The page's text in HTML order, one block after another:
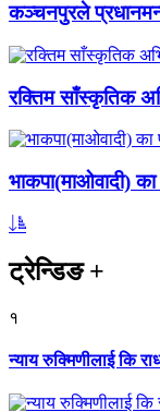
कञ्चनपुरले
रक्तिम साँस्कृतिक
भाकपा(माओवादी) का
ट्रेन्डिङ+
१
न्याय रुक्मिणीलाई कि